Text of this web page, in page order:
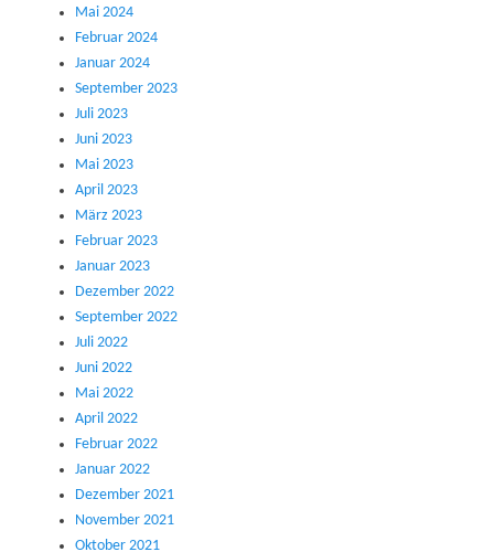
Mai 2024
Februar 2024
Januar 2024
September 2023
Juli 2023
Juni 2023
Mai 2023
April 2023
März 2023
Februar 2023
Januar 2023
Dezember 2022
September 2022
Juli 2022
Juni 2022
Mai 2022
April 2022
Februar 2022
Januar 2022
Dezember 2021
November 2021
Oktober 2021